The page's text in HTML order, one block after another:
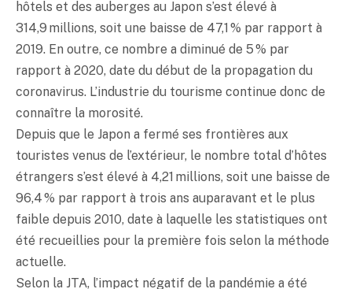
hôtels et des auberges au Japon s’est élevé à
314,9 millions, soit une baisse de 47,1 % par rapport à
2019. En outre, ce nombre a diminué de 5 % par
rapport à 2020, date du début de la propagation du
coronavirus. L’industrie du tourisme continue donc de
connaître la morosité.
Depuis que le Japon a fermé ses frontières aux
touristes venus de l’extérieur, le nombre total d’hôtes
étrangers s’est élevé à 4,21 millions, soit une baisse de
96,4 % par rapport à trois ans auparavant et le plus
faible depuis 2010, date à laquelle les statistiques ont
été recueillies pour la première fois selon la méthode
actuelle.
Selon la JTA, l’impact négatif de la pandémie a été